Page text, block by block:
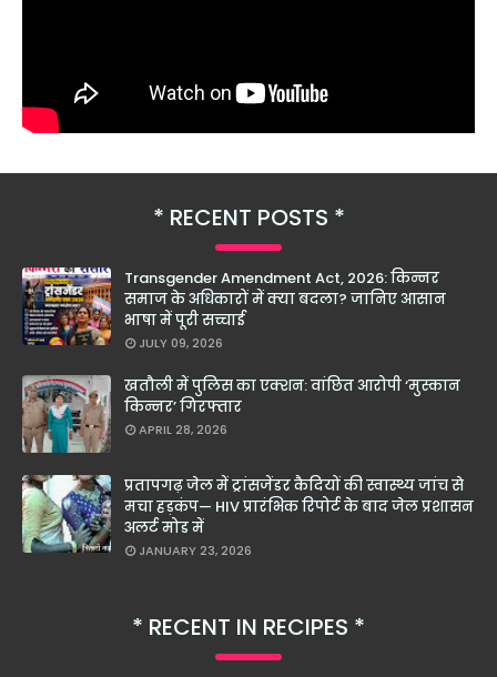
RECENT POSTS
Transgender Amendment Act, 2026: किन्नर
समाज के अधिकारों में क्या बदला? जानिए आसान
भाषा में पूरी सच्चाई
JULY 09, 2026
खतौली में पुलिस का एक्शन: वांछित आरोपी ‘मुस्कान
किन्नर’ गिरफ्तार
APRIL 28, 2026
प्रतापगढ़ जेल में ट्रांसजेंडर कैदियों की स्वास्थ्य जांच से
मचा हड़कंप— HIV प्रारंभिक रिपोर्ट के बाद जेल प्रशासन
अलर्ट मोड में
JANUARY 23, 2026
RECENT IN RECIPES